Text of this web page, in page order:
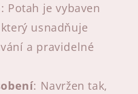
: Potah je vybaven
usnadňuje
a pravidelné
: Navržen tak,